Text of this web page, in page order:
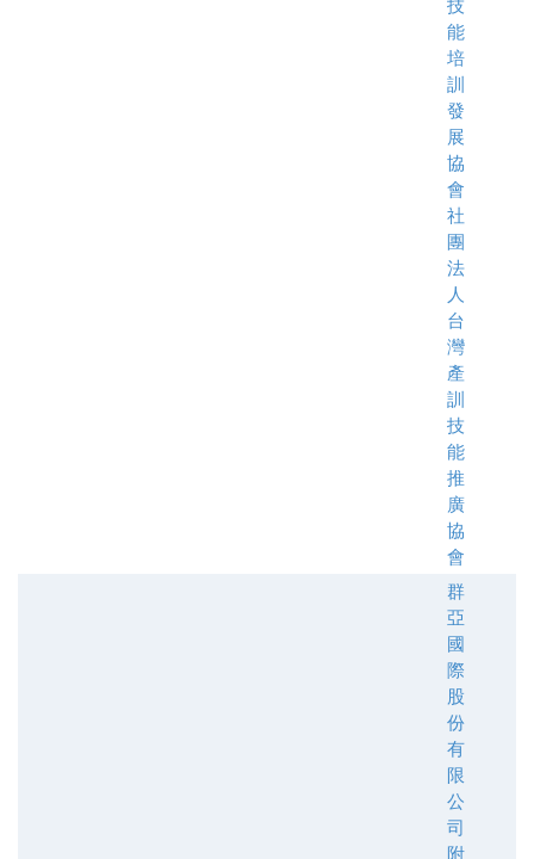
技
能
培
訓
發
展
協
會
社
團
法
人
台
灣
產
訓
技
能
推
廣
協
會
群
亞
國
際
股
份
有
限
公
司
附